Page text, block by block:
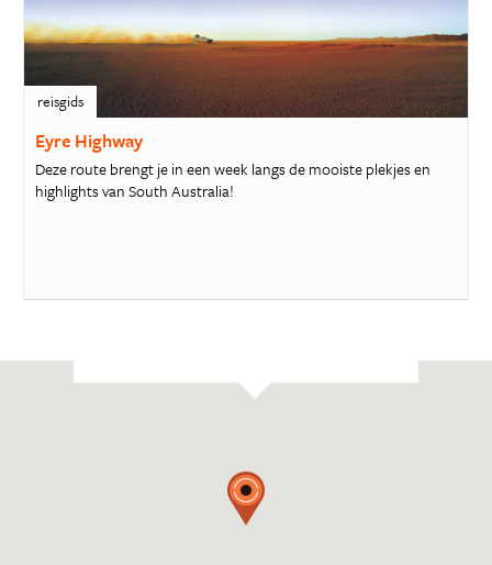
reisgids
Eyre Highway
Deze route brengt je in een week langs de mooiste plekjes en
highlights van South Australia!